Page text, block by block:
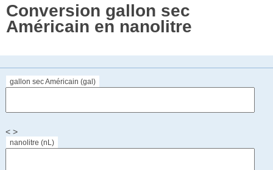
Conversion gallon sec
Américain en nanolitre
gallon sec Américain (gal)
< >
nanolitre (nL)